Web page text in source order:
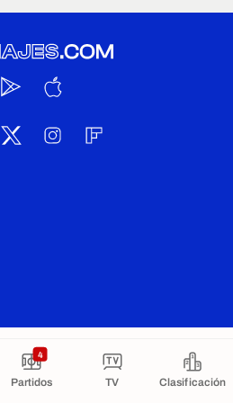
Partidos
4
TV Clasificación